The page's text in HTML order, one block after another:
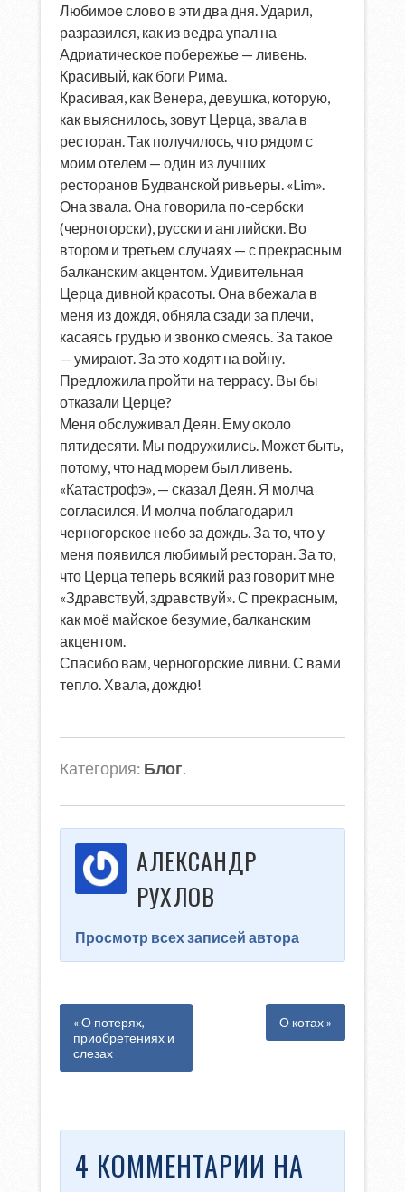
Любимое слово в эти два дня. Ударил,
разразился, как из ведра упал на
Адриатическое побережье — ливень.
Красивый, как боги Рима.
Красивая, как Венера, девушка, которую,
как выяснилось, зовут Церца, звала в
ресторан. Так получилось, что рядом с
моим отелем — один из лучших
ресторанов Будванской ривьеры. «Lim».
Она звала. Она говорила по-сербски
(черногорски), русски и английски. Во
втором и третьем случаях — с прекрасным
балканским акцентом. Удивительная
Церца дивной красоты. Она вбежала в
меня из дождя, обняла сзади за плечи,
касаясь грудью и звонко смеясь. За такое
— умирают. За это ходят на войну.
Предложила пройти на террасу. Вы бы
отказали Церце?
Меня обслуживал Деян. Ему около
пятидесяти. Мы подружились. Может быть,
потому, что над морем был ливень.
«Катастрофэ», — сказал Деян. Я молча
согласился. И молча поблагодарил
черногорское небо за дождь. За то, что у
меня появился любимый ресторан. За то,
что Церца теперь всякий раз говорит мне
«Здравствуй, здравствуй». С прекрасным,
как моё майское безумие, балканским
акцентом.
Спасибо вам, черногорские ливни. С вами
тепло. Хвала, дождю!
Категория: Блог.
АЛЕКСАНДР
РУХЛОВ
Просмотр всех записей автора
« О потерях,
приобретениях и
слезах
О котах »
4 КОММЕНТАРИИ НА